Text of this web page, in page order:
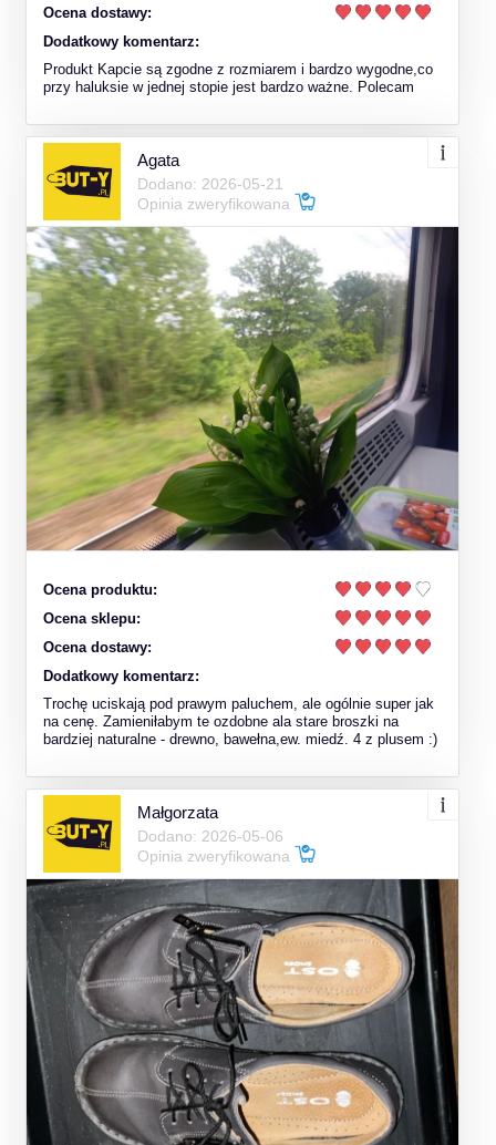
Ocena dostawy:
Dodatkowy komentarz:
Produkt Kapcie są zgodne z rozmiarem i bardzo wygodne,co
przy haluksie w jednej stopie jest bardzo ważne. Polecam
Agata
Dodano: 2026-05-21
Opinia zweryfikowana
Ocena produktu:
Ocena sklepu:
Ocena dostawy:
Dodatkowy komentarz:
Trochę uciskają pod prawym paluchem, ale ogólnie super jak
na cenę. Zamieniłabym te ozdobne ala stare broszki na
bardziej naturalne - drewno, bawełna,ew. miedź. 4 z plusem :)
Małgorzata
Dodano: 2026-05-06
Opinia zweryfikowana